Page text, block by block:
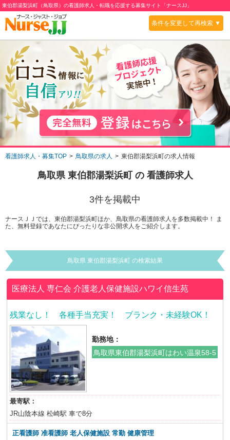
東伯郡湯梨浜町（鳥取県）の看護師求人・転職を応援する募集サイト「ナースJJ」
条件を変更して再検索 ▼
看護師求人・募集TOP 鳥取県の求人 東伯郡湯梨浜町の求人情報
鳥取県 東伯郡湯梨浜町 の 看護師求人
3件を掲載中
ナースＪＪでは、東伯郡湯梨浜町ほか、鳥取県の看護師求人を多数掲載中！ ま
た、無料登録であなたにぴったりな非公開求人をご紹介します。
鳥取県 東伯郡湯梨浜町 の検索結果
医療法人 専仁会介護老人保健施設ハワイ信生苑
残業なし！ 各種手当充実！ ブランク・未経験OK！
勤務地：
鳥取県東伯郡湯梨浜町はわい温泉58-5
最寄駅：
JR山陰本線 松崎駅 車で8分
正看護師 准看護師 老人保健施設 常勤 健康管理